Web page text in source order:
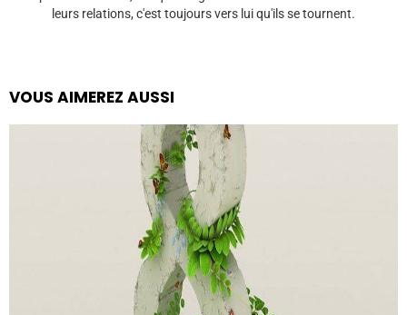
leurs relations, c'est toujours vers lui qu'ils se tournent.
VOUS AIMEREZ AUSSI